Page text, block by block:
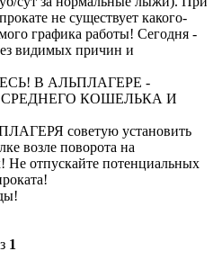
не существует какого-
графика работы! Сегодня -
видимых причин и
В АЛЬПЛАГЕРЕ -
КОШЕЛЬКА И
советую установить
возле поворота на
Не отпускайте потенциальных
1